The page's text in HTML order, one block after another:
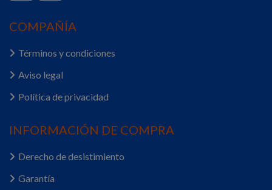
COMPAÑÍA
Términos y condiciones
Aviso legal
Política de privacidad
INFORMACIÓN DE COMPRA
Derecho de desistimiento
Garantía